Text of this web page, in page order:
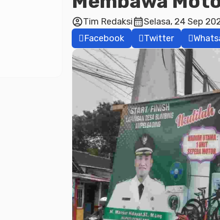
account_circleTim Redaksicalendar_monthSelasa, 24 Sep
Facebook
Twitter